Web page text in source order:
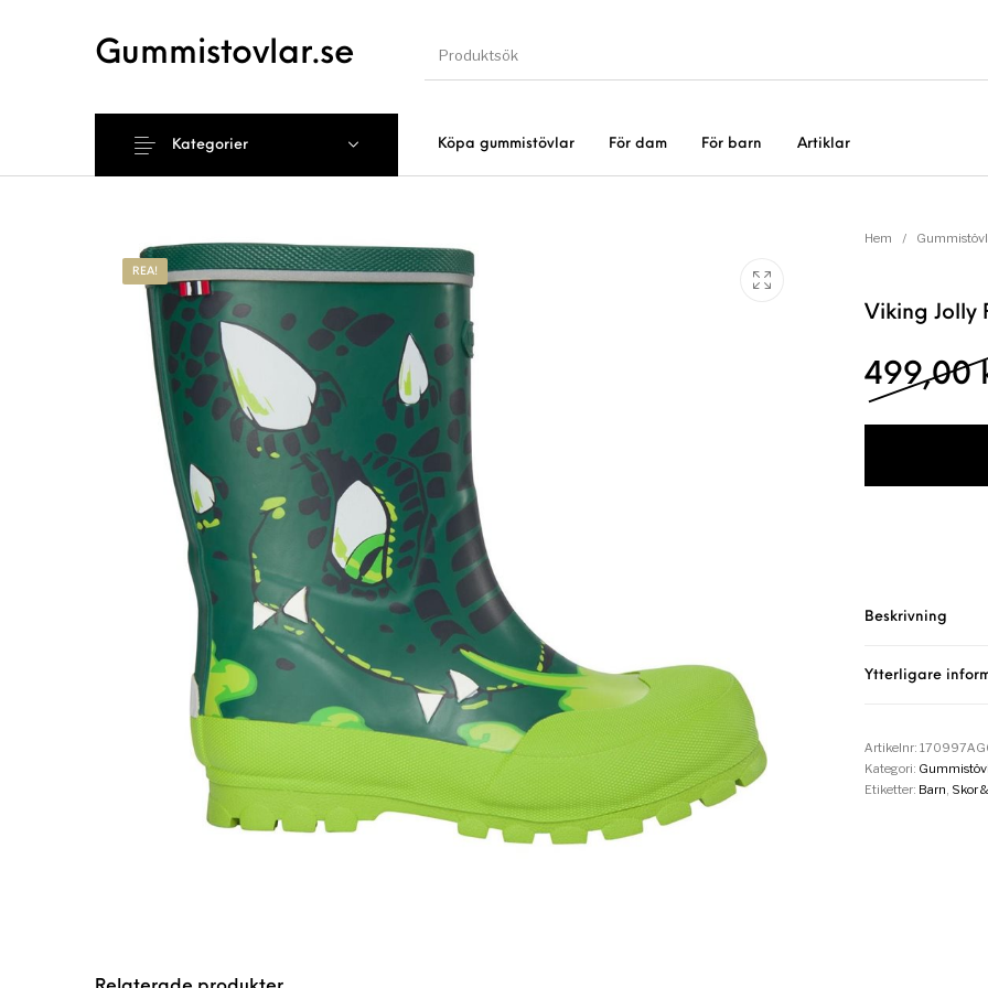
Gummistovlar.se
Köpa gummistövlar För dam För barn Artiklar
Kategorier
Gummistövlar
REA!
Hem /
Viking Jolly
499,00
Beskrivning
Ytterligare
Artikelnr:
Kategori:
Etiketter: Barn Skor